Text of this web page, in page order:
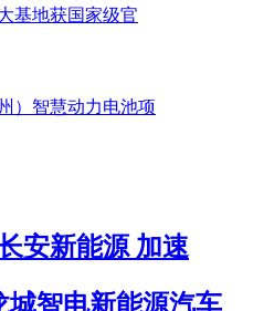
基地获国家级官
）智慧动力电池项
安新能源 加速
城智电新能源汽车